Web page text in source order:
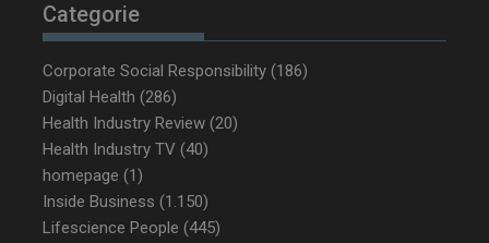
Categorie
Corporate Social Responsibility (186)
Digital Health (286)
Health Industry Review (20)
Health Industry TV (40)
homepage (1)
Inside Business (1.150)
Lifescience People (445)
CookieScriptConsent
CookieScript
www.dailyhealthindustry.it